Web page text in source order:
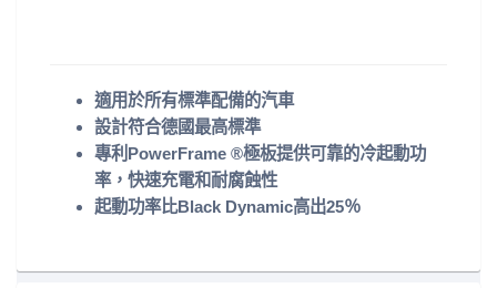
適用於所有標準配備的汽車
設計符合德國最高標準
專利PowerFrame ®極板提供可靠的冷起動功
率，快速充電和耐腐蝕性
起動功率比Black Dynamic高出25％